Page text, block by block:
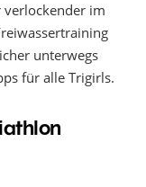
im
unterwegs
für alle Trigirls.